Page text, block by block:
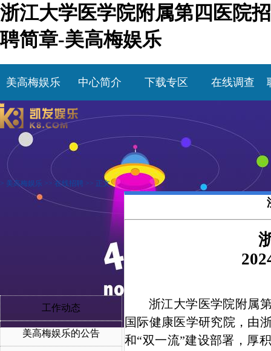
浙江大学医学院附属第四医院招
聘简章-美高梅娱乐
美高梅娱乐 中心简介 下载专区 在线调查
> 美高梅娱乐 >> 在线招聘 >> 正文
工作动态
美高梅娱乐的公告
浙江大学医学院附属
国际健康医学研究院，由
和“双一流”建设部署，厚